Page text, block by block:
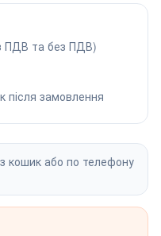
ПДВ та без ПДВ)
замовлення
кошик або по телефону